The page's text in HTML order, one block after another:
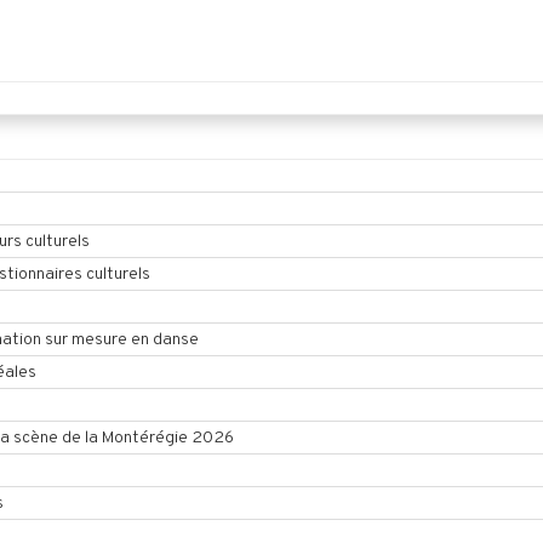
culturels
culturels
sur mesure en danse
scène de la Montérégie 2026